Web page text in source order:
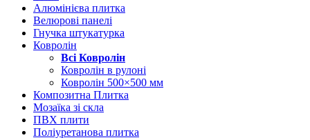
Алюмінієва плитка
Велюрові панелі
Гнучка штукатурка
Ковролін
Всі Ковролін
Ковролін в рулоні
Ковролін 500×500 мм
Композитна Плитка
Мозаїка зі скла
ПВХ плити
Поліуретанова плитка